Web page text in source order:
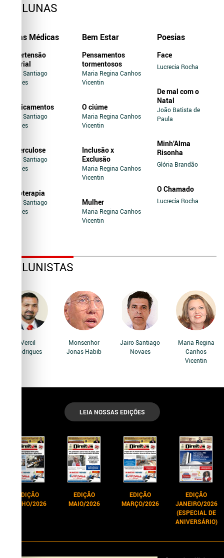
COLUNAS
Dicas Médicas
Hipertensão
Arterial
Jairo Santiago
Novaes
Medicamentos
Jairo Santiago
Novaes
Tuberculose
Jairo Santiago
Novaes
Soroterapia
Jairo Santiago
Novaes
Bem Estar
Pensamentos
tormentosos
Maria Regina Canhos
Vicentin
O ciúme
Maria Regina Canhos
Vicentin
Inclusão x
Exclusão
Maria Regina Canhos
Vicentin
Mulher
Maria Regina Canhos
Vicentin
Poesias
Face
Lucrecia Rocha
De mal com o
Natal
João Batista de
Paula
Minh’Alma
Risonha
Glória Brandão
O Chamado
Lucrecia Rocha
COLUNISTAS
Vercil
Rodrigues
Monsenhor
Jonas Habib
Jairo Santiago
Novaes
Maria Regina
Canhos
Vicentin
LEIA NOSSAS EDIÇÕES
EDIÇÃO
JUNHO/2026
EDIÇÃO
MAIO/2026
EDIÇÃO
MARÇO/2026
EDIÇÃO
JANEIRO/2026
(ESPECIAL DE
ANIVERSÁRIO)